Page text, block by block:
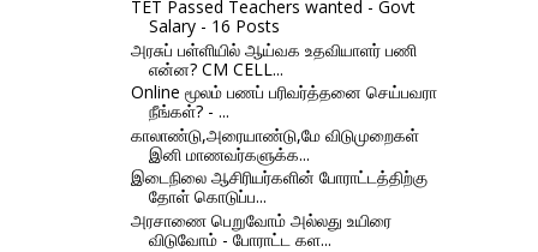
TET Passed Teachers wanted - Govt
Salary - 16 Posts
அரசுப் பள்ளியில் ஆய்வக உதவியாளர் பணி
என்ன? CM CELL...
Online மூலம் பணப் பரிவர்த்தனை செய்பவரா
நீங்கள்? - ...
காலாண்டு,அரையாண்டு,மே விடுமுறைகள்
இனி மாணவர்களுக்க...
இடைநிலை ஆசிரியர்களின் போராட்டத்திற்கு
தோள் கொடுப்ப...
அரசாணை பெறுவோம் அல்லது உயிரை
விடுவோம் - போராட்ட கள...